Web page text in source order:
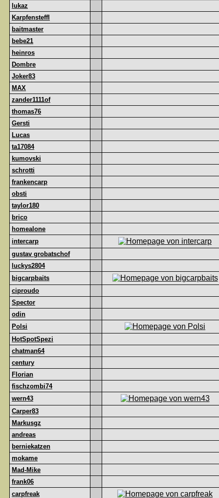
lukaz
Karpfensteffl
baitmaster
bebe21
heinros
Dombre
Joker83
MAX
zander1111of
thomas76
Gersti
Lucas
ta17084
kumovski
schrotti
frankencarp
obsti
taylor180
brico
homealone
intercarp
gustav grobatschof
luckys2804
bigcarpbaits
ciproudo
Spector
odin
Polsi
HotSpotSpezi
chatman64
century
Florian
fischzombi74
wern43
Carper83
Markusgz
andreas
berniekatzen
mokame
Mad-Mike
frank06
carpfreak